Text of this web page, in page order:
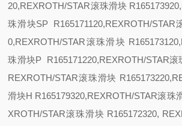
20,REXROTH/STAR滚珠滑块
珠滑块SP R165171120,REXROTH/STAR
0,REXROTH/STAR滚珠滑块
珠滑块P R165171220,REXROTH/STAR滚
REXROTH/STAR滚珠滑块
滑块H R165179320,REXROTH/STAR滚珠
XROTH/STAR滚珠滑块 R165172320,